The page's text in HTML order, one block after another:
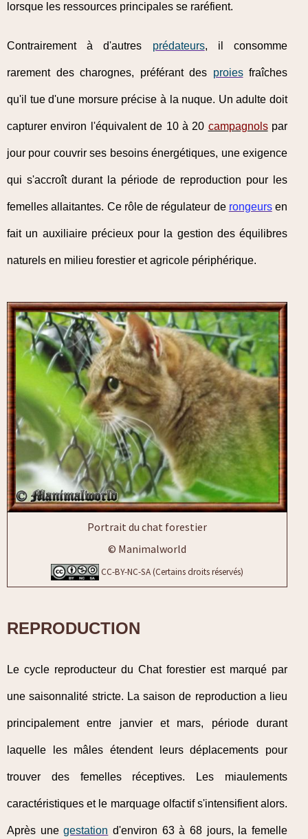
lorsque les ressources principales se raréfient.
Contrairement à d'autres prédateurs, il consomme
rarement des charognes, préférant des proiesfraîches
qu'il tue d'une morsure précise à la nuque. Un adulte doit
capturer environ l'équivalent de 10 à 20 campagnolspar
jour pour couvrir ses besoins énergétiques, une exigence
qui s'accroît durant la période de reproduction pour les
femelles allaitantes. Ce rôle de régulateur de rongeursen
fait un auxiliaire précieux pour la gestion des équilibres
naturels en milieu forestier et agricole périphérique.
Portrait du chat forestier
© Manimalworld
CC-BY-NC-SA (Certains droits réservés)
REPRODUCTION
Le cycle reproducteur du Chat forestier est marqué par
une saisonnalité stricte. La saison de reproduction a lieu
principalement entre janvier et mars, période durant
laquelle les mâles étendent leurs déplacements pour
trouver des femelles réceptives. Les miaulements
caractéristiques et le marquage olfactif s'intensifient alors.
Après unegestation d'environ 63 à 68 jours, la femelle